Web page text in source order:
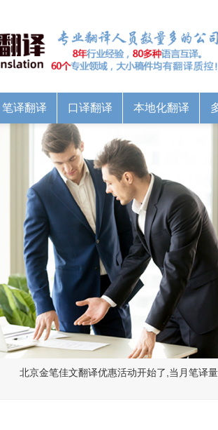
笔译翻译 口译翻译 本地化翻译
佳文翻译优惠活动开始了,当月笔译量10万字以